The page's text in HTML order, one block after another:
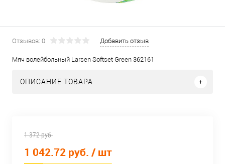
Отзывов: 0 Добавить отзыв
Мяч волейбольный Larsen Softset Green 362161
ОПИСАНИЕ ТОВАРА
1 372 руб.
1 042.72 руб. / шт